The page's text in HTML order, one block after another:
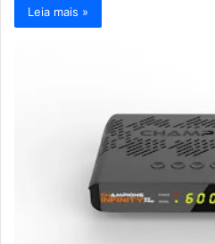
Leia mais »